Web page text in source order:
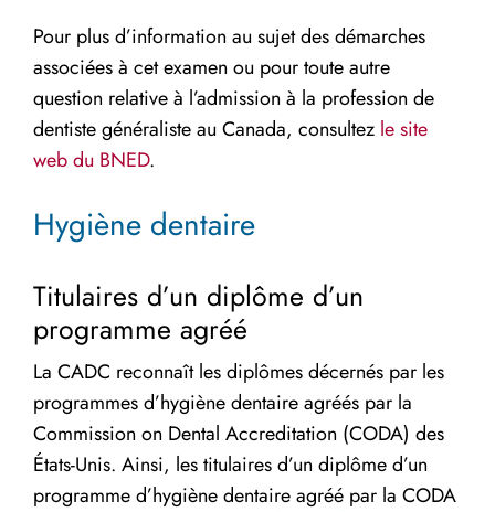
Pour plus d’information au sujet des démarches
associées à cet examen ou pour toute autre
question relative à l’admission à la profession de
dentiste généraliste au Canada, consultez le site
web du BNED.
Hygiène dentaire
Titulaires d’un diplôme d’un
programme agréé
La CADC reconnaît les diplômes décernés par les
programmes d’hygiène dentaire agréés par la
Commission on Dental Accreditation (CODA) des
États-Unis. Ainsi, les titulaires d’un diplôme d’un
programme d’hygiène dentaire agréé par la CODA